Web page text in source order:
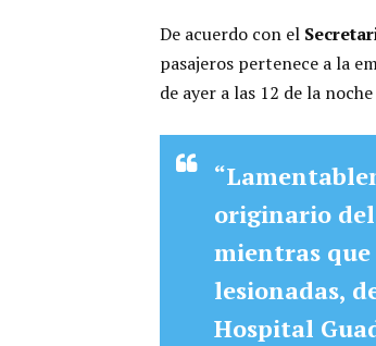
De acuerdo con el
pasajeros pertenece a la
de ayer a las 12 de la
originario
mientras que
lesionadas,
Hospital